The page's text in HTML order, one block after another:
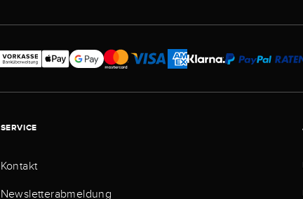
SERVICE
Kontakt
Newsletterabmeldung